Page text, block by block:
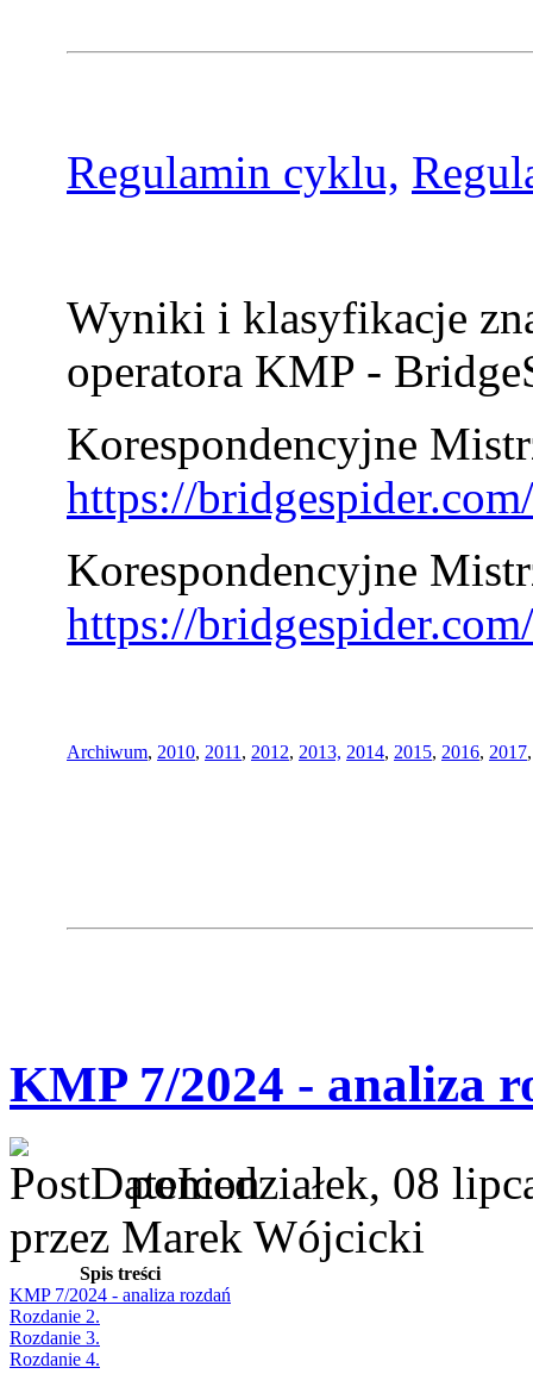
Regulamin cyklu,
Wyniki i klasyfikacje
operatora KMP -
Korespondencyjne
https://
Korespondencyjne
https://
Archiwum, 2010, 2011 , 2012, 2013, 2014, 2015, 2016, 2017
KMP 7/2024 - analiza
poniedziałek, 08
przez Marek Wójcicki
Spis treści
KMP 7/2024 - analiza rozdań
Rozdanie 2.
Rozdanie 3.
Rozdanie 4.